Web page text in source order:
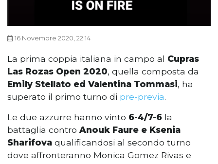
16 Novembre 2020, 22:14
La prima coppia italiana in campo al Cupras
Las Rozas Open 2020, quella composta da
Emily Stellato ed Valentina Tommasi, ha
superato il primo turno di pre-previa.
Le due azzurre hanno vinto 6-4/7-6 la
battaglia contro Anouk Faure e Ksenia
Sharifova qualificandosi al secondo turno
dove affronteranno Monica Gomez Rivas e